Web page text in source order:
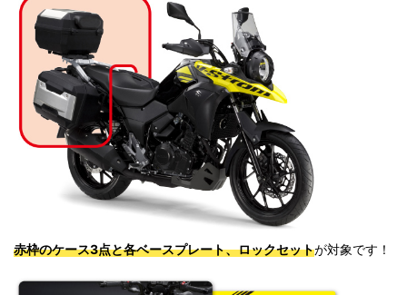
赤枠のケース3点と各ベースプレート、ロックセットが対象です！